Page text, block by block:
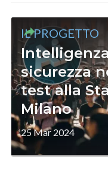
IL PROGETTO
sicurezza
test alla
Milano
25 Mar 2024